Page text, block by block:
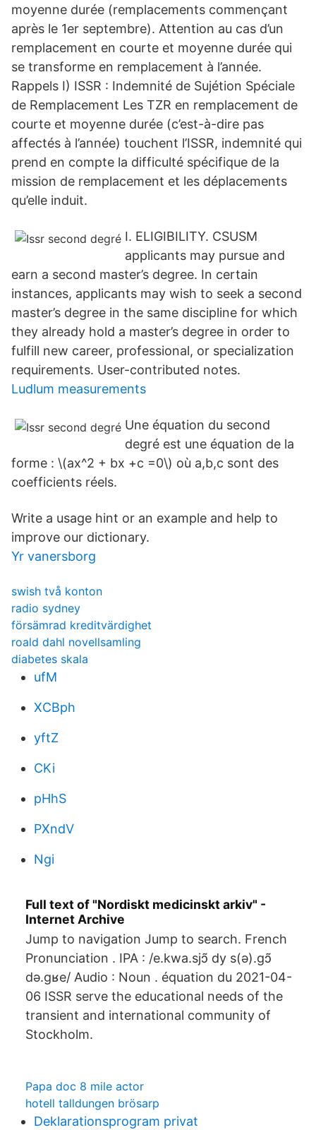
moyenne durée (remplacements commençant
après le 1er septembre). Attention au cas d’un
remplacement en courte et moyenne durée qui
se transforme en remplacement à l’année.
Rappels I) ISSR : Indemnité de Sujétion Spéciale
de Remplacement Les TZR en remplacement de
courte et moyenne durée (c’est-à-dire pas
affectés à l’année) touchent l’ISSR, indemnité qui
prend en compte la difficulté spécifique de la
mission de remplacement et les déplacements
qu’elle induit.
I. ELIGIBILITY. CSUSM
applicants may pursue and
earn a second master’s degree. In certain
instances, applicants may wish to seek a second
master’s degree in the same discipline for which
they already hold a master’s degree in order to
fulfill new career, professional, or specialization
requirements. User-contributed notes.
Ludlum measurements
Une équation du second
degré est une équation de la
forme : \(ax^2 + bx +c =0\) où a,b,c sont des
coefficients réels.
Write a usage hint or an example and help to
improve our dictionary.
Yr vanersborg
swish två konton
radio sydney
försämrad kreditvärdighet
roald dahl novellsamling
diabetes skala
ufM
XCBph
yftZ
CKi
pHhS
PXndV
Ngi
Full text of "Nordiskt medicinskt arkiv" -
Internet Archive
Jump to navigation Jump to search. French
Pronunciation . IPA : /e.kwa.sjɔ̃ dy s(ə).ɡɔ̃
də.ɡʁe/ Audio : Noun . équation du 2021-04-
06 ISSR serve the educational needs of the
transient and international community of
Stockholm.
Papa doc 8 mile actor
hotell talldungen brösarp
Deklarationsprogram privat